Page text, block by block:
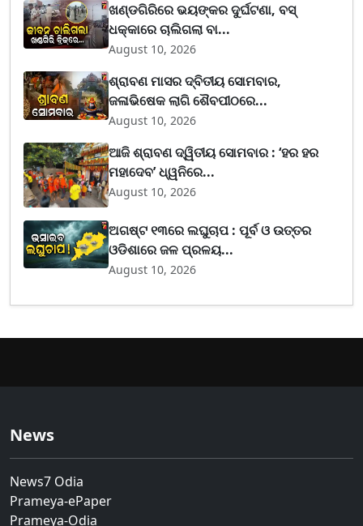
ଖଣ୍ଡଗିରିରେ ଭୟଙ୍କର ଦୁର୍ଘଟଣା, ବସ୍
ଧକ୍କାରେ ଚାଲିଗଲା ବା...
August 10, 2026
ଶ୍ରାବଣ ମାସର ଦ୍ବିତୀୟ ସୋମବାର,
ଜଳାଭିଷେକ ଲାଗି ଶୈବପୀଠରେ...
August 10, 2026
ଆଜି ଶ୍ରାବଣ ଦ୍ୱିତୀୟ ସୋମବାର : ‘ହର ହର
ମହାଦେବ’ ଧ୍ୱନିରେ...
August 10, 2026
ଅଗଷ୍ଟ ୧୩ରେ ଲଘୁଚାପ : ପୂର୍ବ ଓ ଉତ୍ତର
ଓଡିଶାରେ ଜଳ ପ୍ରଳୟ...
August 10, 2026
News
News7 Odia
Prameya-ePaper
Prameya-Odia